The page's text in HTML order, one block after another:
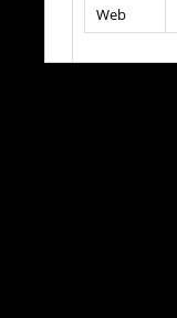
Web